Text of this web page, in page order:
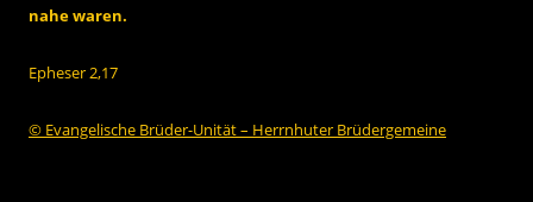
nahe waren.
Epheser 2,17
© Evangelische Brüder-Unität – Herrnhuter Brüdergemeine